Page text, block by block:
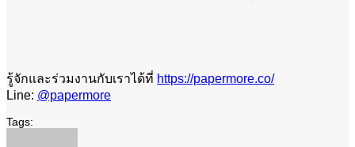
รู้จักและร่วมงานกับเราได้ที่ https://papermore.co/
Line: @papermore